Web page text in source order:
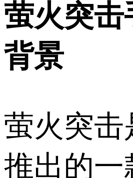
萤火突击
背景
萤火突击
推出的一